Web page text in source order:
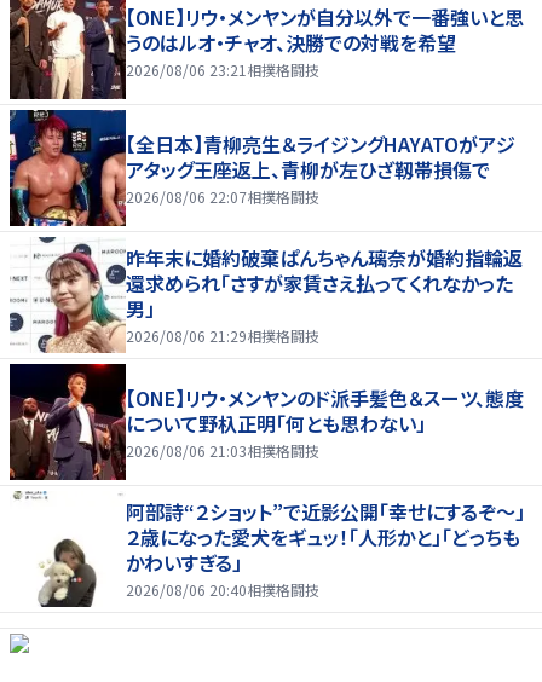
【ONE】リウ・メンヤンが自分以外で一番強いと思
うのはルオ・チャオ、決勝での対戦を希望
2026/08/06 23:21 相撲格闘技
【全日本】青柳亮生＆ライジングHAYATOがアジ
アタッグ王座返上、青柳が左ひざ靱帯損傷で
2026/08/06 22:07相撲格闘技
昨年末に婚約破棄ぱんちゃん璃奈が婚約指輪返
還求められ「さすが家賃さえ払ってくれなかった
男」
2026/08/06 21:29相撲格闘技
【ONE】リウ・メンヤンのド派手髪色＆スーツ、態度
について野杁正明「何とも思わない」
2026/08/06 21:03相撲格闘技
阿部詩“２ショット”で近影公開「幸せにするぞ〜」
２歳になった愛犬をギュッ！「人形かと」「どっちも
かわいすぎる」
2026/08/06 20:40相撲格闘技